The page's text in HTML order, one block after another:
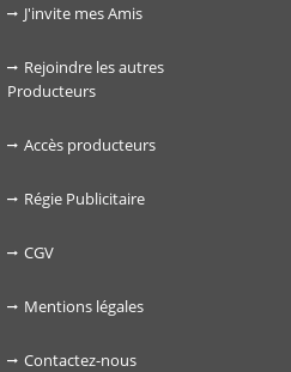
J'invite mes Amis
Rejoindre les autres
Producteurs
Accès producteurs
Régie Publicitaire
CGV
Mentions légales
Contactez-nous